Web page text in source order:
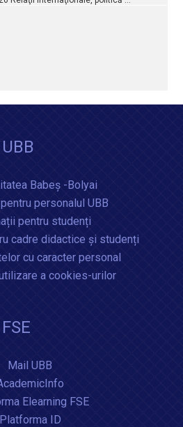
Babeș -Bolyai
personalul UBB
pentru studenți
cadre didactice și studenți
cu caracter personal
a cookies-urilor
Mail UBB
Elearning FSE
Platforma ID